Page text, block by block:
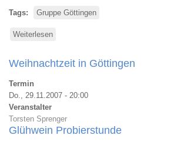
Tags Gruppe Göttingen
Weiterlesen
Göttingen:
Neustart
Weihnachtzeit in Göttingen
Termin
Do., 29.11.2007 - 20:00
Veranstalter
Torsten Sprenger
Glühwein Probierstunde